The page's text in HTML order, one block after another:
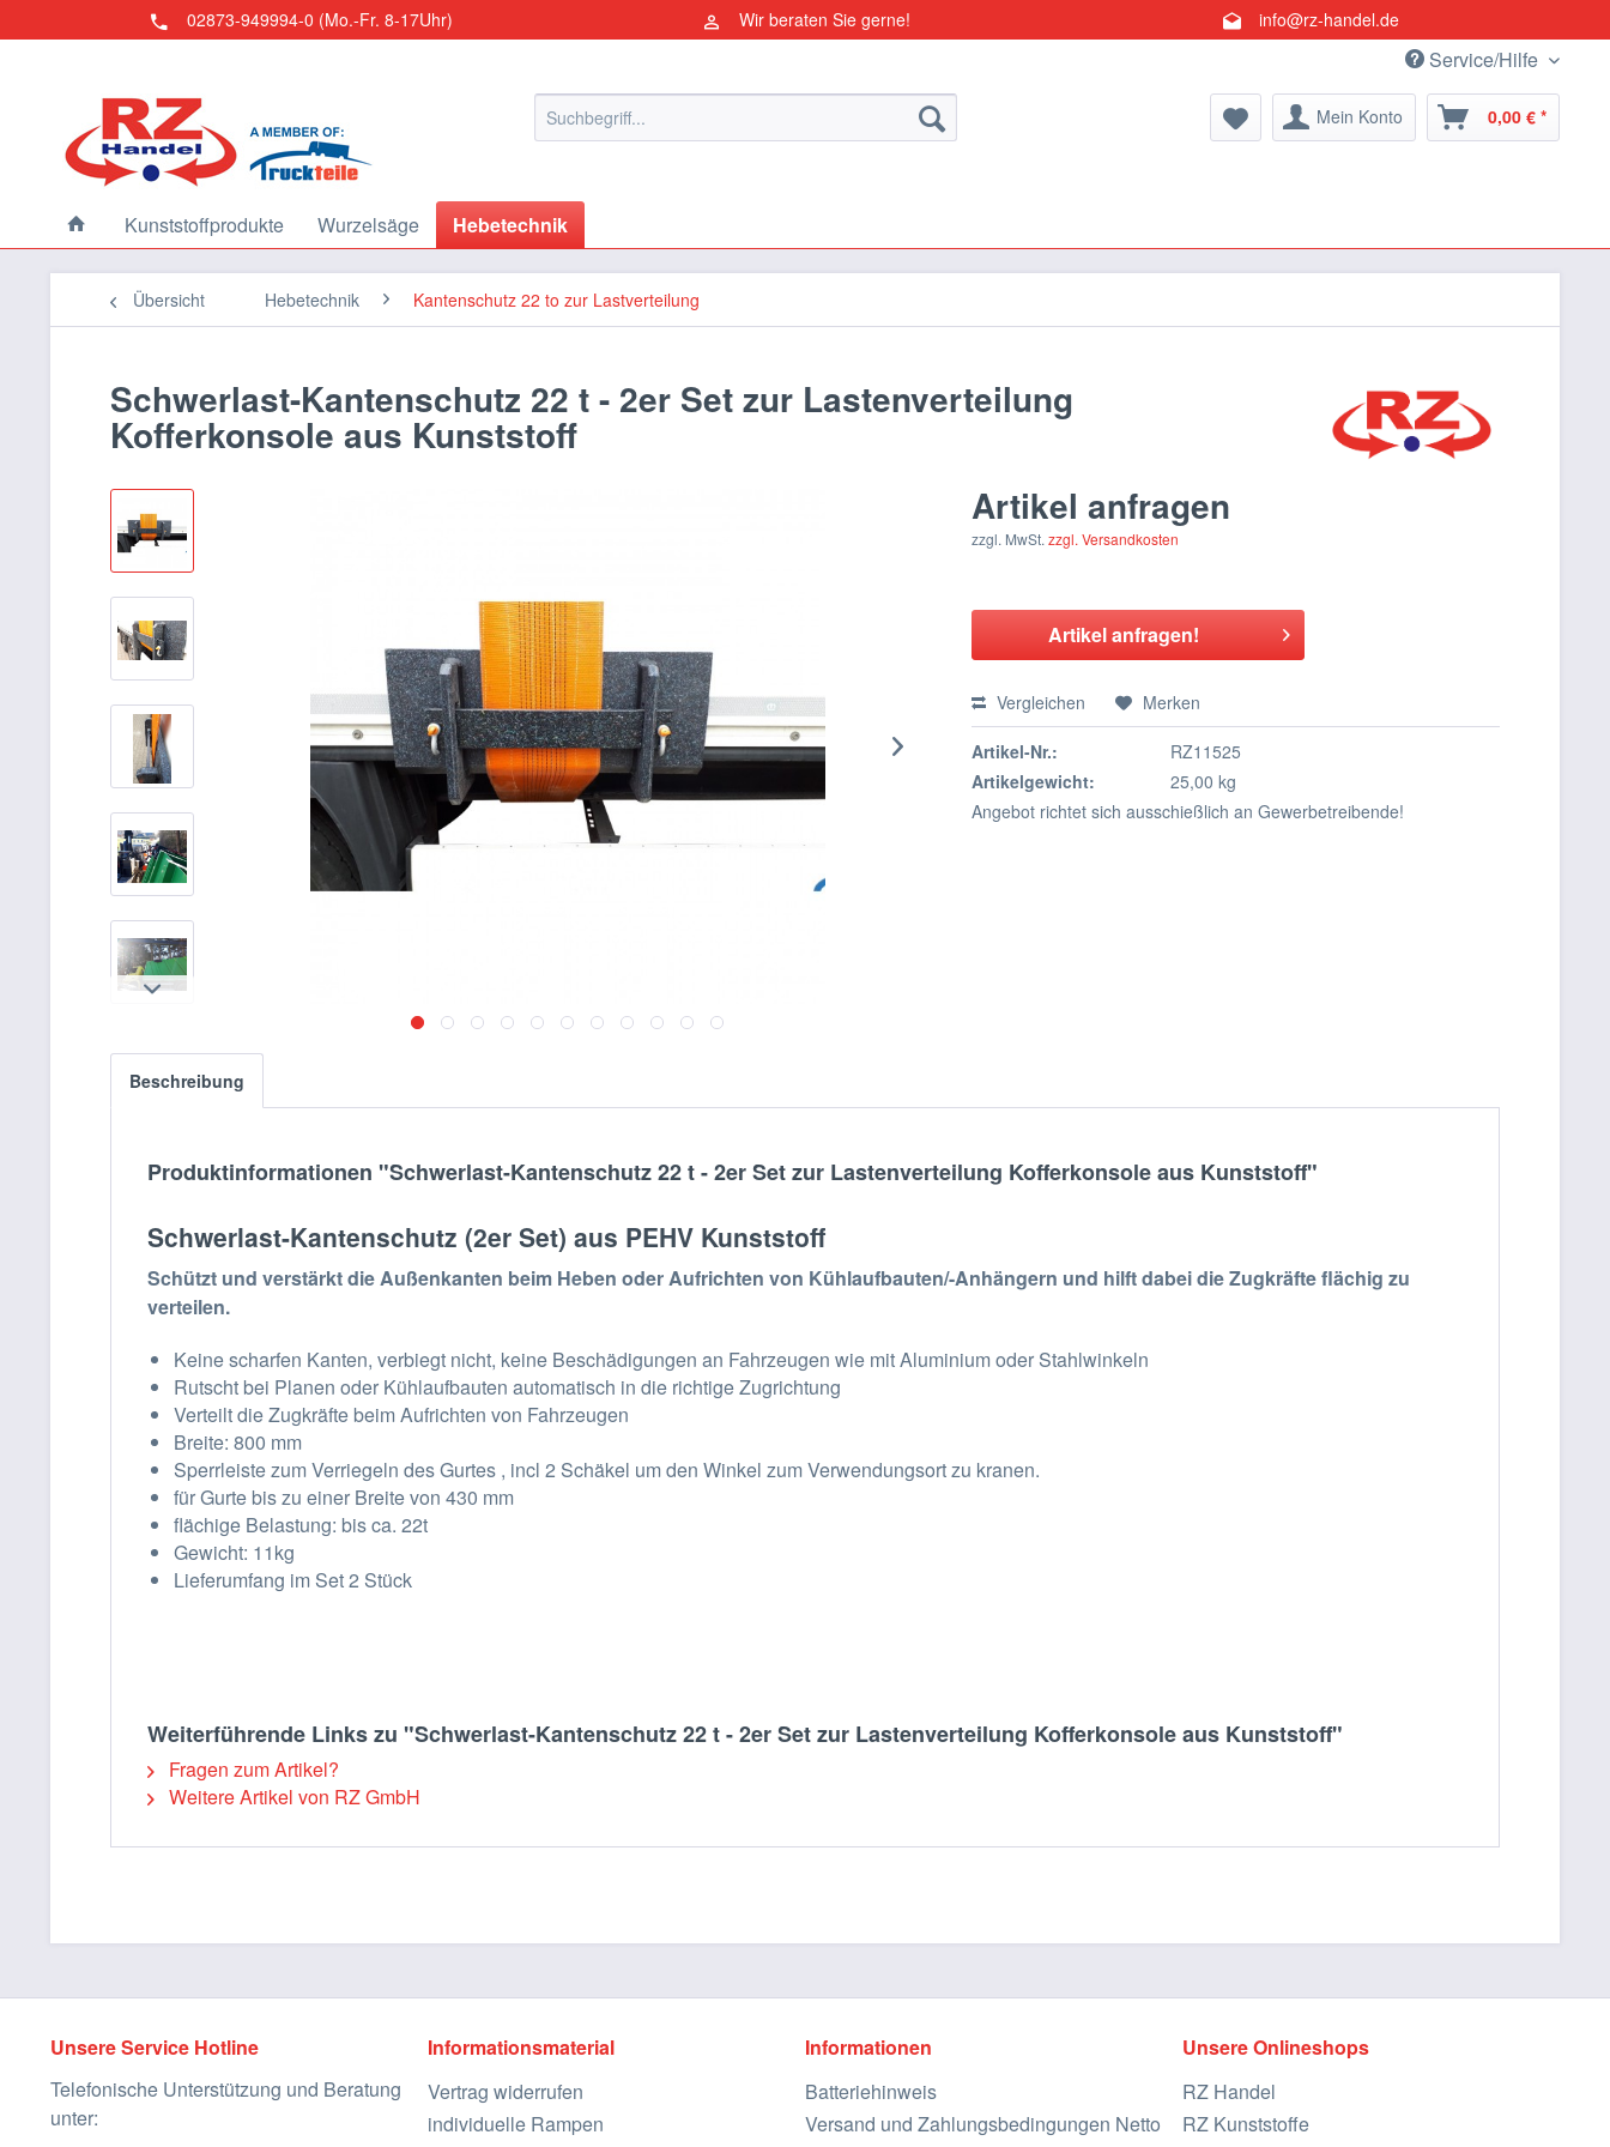
02873-949994-0 (Mo.-Fr. 8-17Uhr) Wir beraten Sie gerne! info@rz-handel.de
Service/Hilfe
Mein Konto 0,00 € *
Kunststoffprodukte Wurzelsäge Hebetechnik
Übersicht Hebetechnik Kantenschutz 22 to zur Lastverteilung
Schwerlast-Kantenschutz 22 t - 2er Set zur Lastenverteilung
Kofferkonsole aus Kunststoff
Artikel anfragen
zzgl. MwSt.zzgl. Versandkosten
Artikel anfragen!
Vergleichen Merken
Artikel-Nr.:
RZ11525
Artikelgewicht:
25,00 kg
Angebot richtet sich ausschießlich an Gewerbetreibende!
Beschreibung
Produktinformationen "Schwerlast-Kantenschutz 22 t - 2er Set zur Lastenverteilung Kofferkonsole aus Kunststoff"
Schwerlast-Kantenschutz (2er Set) aus PEHV Kunststoff
Schützt und verstärkt die Außenkanten beim Heben oder Aufrichten von Kühlaufbauten/-Anhängern und hilft dabei die Zugkräfte flächig zu
verteilen.
Keine scharfen Kanten, verbiegt nicht, keine Beschädigungen an Fahrzeugen wie mit Aluminium oder Stahlwinkeln
Rutscht bei Planen oder Kühlaufbauten automatisch in die richtige Zugrichtung
Verteilt die Zugkräfte beim Aufrichten von Fahrzeugen
Breite: 800 mm
Sperrleiste zum Verriegeln des Gurtes , incl 2 Schäkel um den Winkel zum Verwendungsort zu kranen.
für Gurte bis zu einer Breite von 430 mm
flächige Belastung: bis ca. 22t
Gewicht: 11kg
Lieferumfang im Set 2 Stück
Weiterführende Links zu "Schwerlast-Kantenschutz 22 t - 2er Set zur Lastenverteilung Kofferkonsole aus Kunststoff"
Fragen zum Artikel?
Weitere Artikel von RZ GmbH
Unsere Service Hotline
Telefonische Unterstützung und Beratung
unter:
Informationsmaterial
Vertrag widerrufen
individuelle Rampen
Informationen
Batteriehinweis
Versand und Zahlungsbedingungen Netto
Unsere Onlineshops
RZ Handel
RZ Kunststoffe